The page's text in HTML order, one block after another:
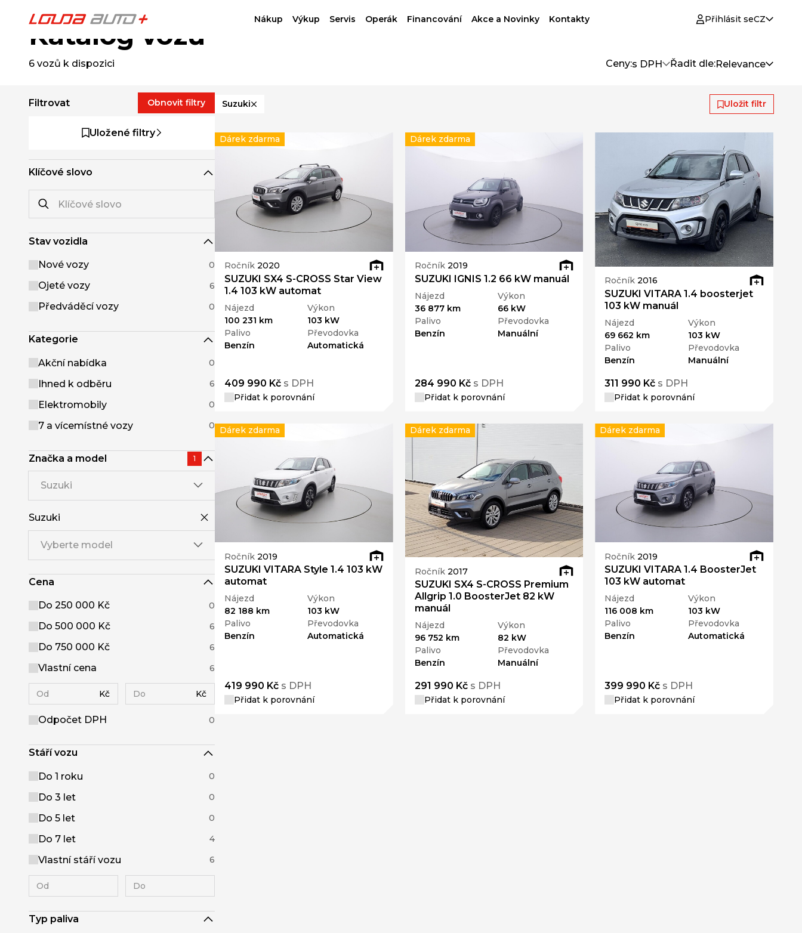
Nákup Výkup Servis Operák Financování Akce a Novinky Kontakty Přihlásit seCZ
Katalog vozů
6 vozů k dispozici Ceny:s DPH Řadit dle:Relevance
Filtrovat Obnovit filtry
Uložené filtry
Klíčové slovo
Stav vozidla
Nové vozy 0
Ojeté vozy 6
Předváděcí vozy 0
Kategorie
Akční nabídka 0
Ihned k odběru 6
Elektromobily 0
7 a vícemístné vozy 0
Značka a model 1
Suzuki
Suzuki
Vyberte model
Cena
Do 250 000 Kč 0
Do 500 000 Kč 6
Do 750 000 Kč 6
Vlastní cena 6
Kč Kč
Odpočet DPH 0
Stáří vozu
Do 1 roku 0
Do 3 let 0
Do 5 let 0
Do 7 let 4
Vlastní stáří vozu 6
Typ paliva
Suzuki Uložit filtr
Ročník 2020
SUZUKI SX4 S-CROSS Star View
1.4 103 kW automat
Nájezd
100 231 km
Výkon
103 kW
Palivo
Benzín
Převodovka
Automatická
409 990 Kč s DPH
Přidat k porovnání
Dárek zdarma
Ročník 2019
SUZUKI IGNIS 1.2 66 kW manuál
Nájezd
36 877 km
Výkon
66 kW
Palivo
Benzín
Převodovka
Manuální
284 990 Kčs DPH
Přidat k porovnání
Dárek zdarma
Ročník 2016
SUZUKI VITARA 1.4 boosterjet
103 kW manuál
Nájezd
69 662 km
Výkon
103 kW
Palivo
Benzín
Převodovka
Manuální
311 990 Kč s DPH
Přidat k porovnání
Ročník 2019
SUZUKI VITARA Style 1.4 103 kW
automat
Nájezd
82 188 km
Výkon
103 kW
Palivo
Benzín
Převodovka
Automatická
419 990 Kč s DPH
Přidat k porovnání
Dárek zdarma
Ročník 2017
SUZUKI SX4 S-CROSS Premium
Allgrip 1.0 BoosterJet 82 kW
manuál
Nájezd
96 752 km
Výkon
82 kW
Palivo
Benzín
Převodovka
Manuální
291 990 Kčs DPH
Přidat k porovnání
Dárek zdarma
Ročník 2019
SUZUKI VITARA 1.4 BoosterJet
103 kW automat
Nájezd
116 008 km
Výkon
103 kW
Palivo
Benzín
Převodovka
Automatická
399 990 Kč s DPH
Přidat k porovnání
Dárek zdarma